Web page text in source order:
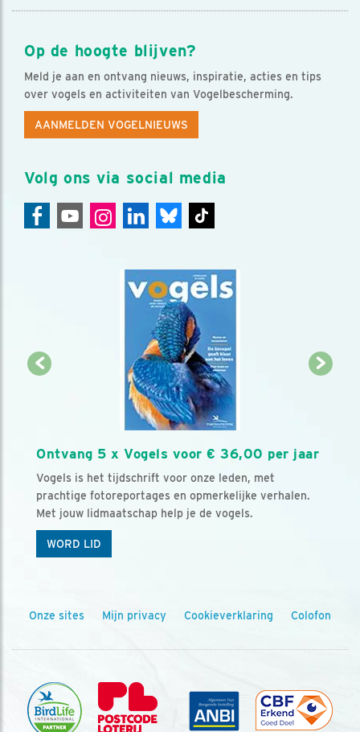
Op de hoogte blijven?
Meld je aan en ontvang nieuws, inspiratie, acties en tips
over vogels en activiteiten van Vogelbescherming.
AANMELDEN VOGELNIEUWS
Volg ons via social media
Ontvang 5 x Vogels voor € 36,00 per jaar
Vogels is het tijdschrift voor onze leden, met
prachtige fotoreportages en opmerkelijke verhalen.
Met jouw lidmaatschap help je de vogels.
WORD LID
Onze sites Mijn privacy Cookieverklaring Colofon